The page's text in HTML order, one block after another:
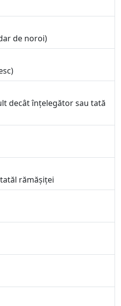
de noroi)
decât înțelegător sau tată
rămășiței